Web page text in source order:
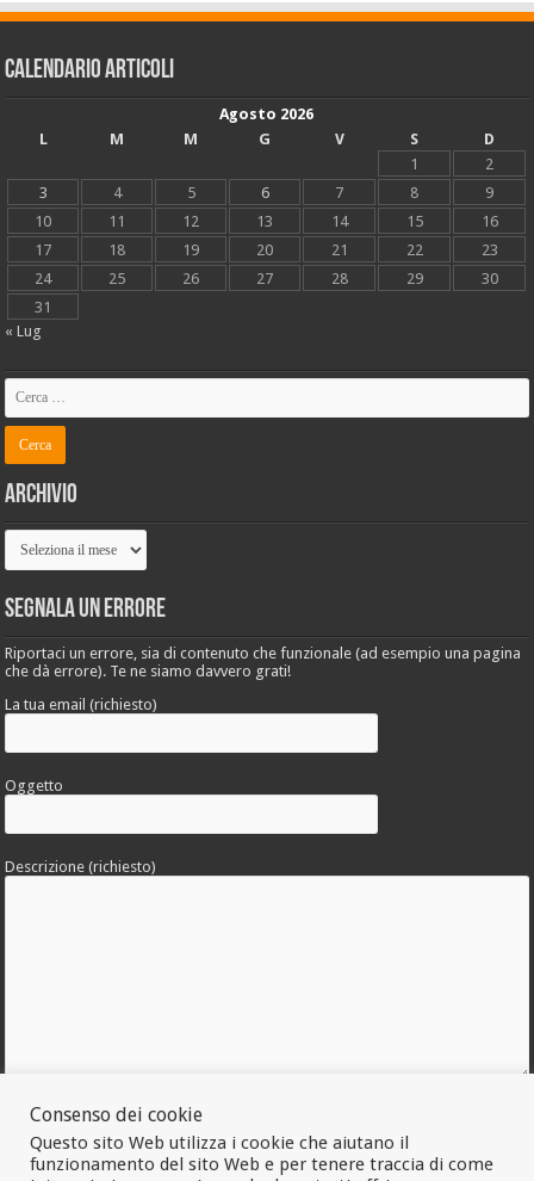
Calendario articoli
Agosto 2026
L
M M G V S
D
1
2
3
4 5 6 7 8
9
10
11 12 13 14 15
16
17
18 19 20 21 22
23
24
25 26 27 28 29
30
31
« Lug
Archivio
Archivio
Segnala un errore
Riportaci un errore, sia di contenuto che funzionale (ad esempio una pagina
che dà errore). Te ne siamo davvero grati!
La tua email (richiesto)
Oggetto
Descrizione (richiesto)
Allega una foto dell'errore
Consenso dei cookie
Questo sito Web utilizza i cookie che aiutano il
funzionamento del sito Web e per tenere traccia di come